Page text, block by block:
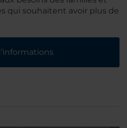
qui souhaitent avoir plus de